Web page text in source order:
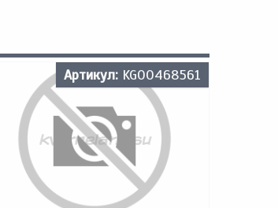
Артикул: KG00468561